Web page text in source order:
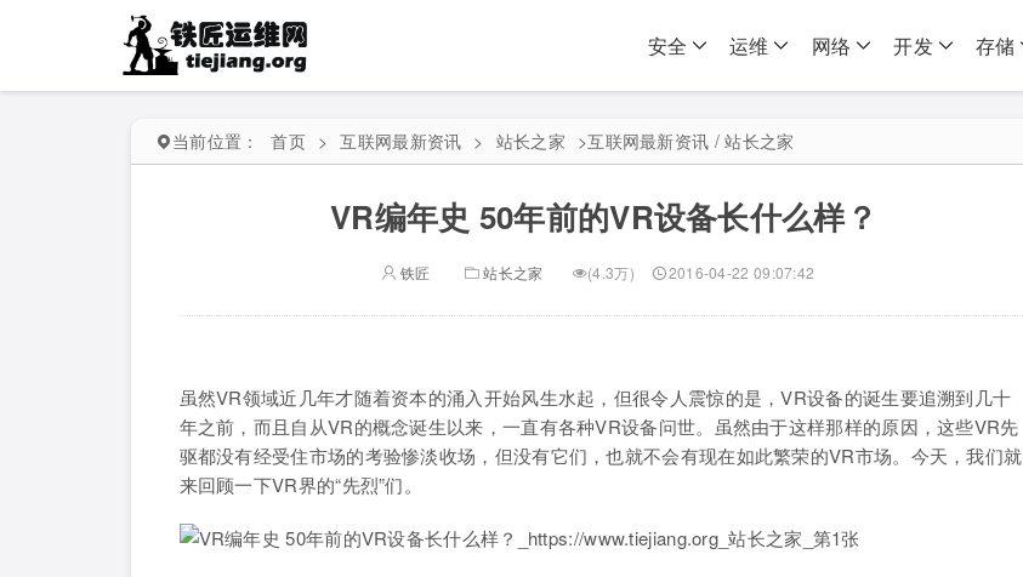
安全 运维 网络 开发 存储
当前位置： 首页 > 互联网最新资讯 > 站长之家 >互联网最新资讯 / 站长之家
VR编年史 50年前的VR设备长什么样？
铁匠 站长之家 (4.3万) 2016-04-22 09:07:42
虽然VR领域近几年才随着资本的涌入开始风生水起，但很令人震惊的是，VR设备的诞生要追溯到几十
年之前，而且自从VR的概念诞生以来，一直有各种VR设备问世。虽然由于这样那样的原因，这些VR先
驱都没有经受住市场的考验惨淡收场，但没有它们，也就不会有现在如此繁荣的VR市场。今天，我们就
来回顾一下VR界的“先烈”们。